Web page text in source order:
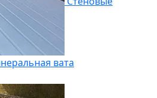
вата